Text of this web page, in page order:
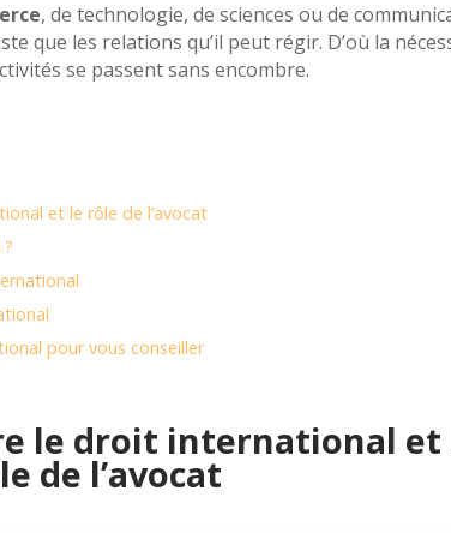
, de technologie, de sciences ou de
que les relations qu’il peut régir. D’où la
se passent sans encombre.
et le rôle de l’avocat
pour vous conseiller
le droit international et
de l’avocat